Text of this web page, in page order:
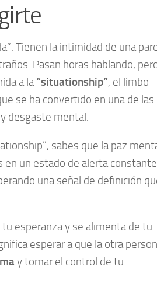
Tienen la intimidad de una
Pasan horas hablando,
a la“situationship”, el limbo
se ha convertido en una de las
desgaste mental.
sabes que la paz
en un estado de alerta
una señal de definición
esperanza y se alimenta de tu
esperar a que la otra
y tomar el control de tu